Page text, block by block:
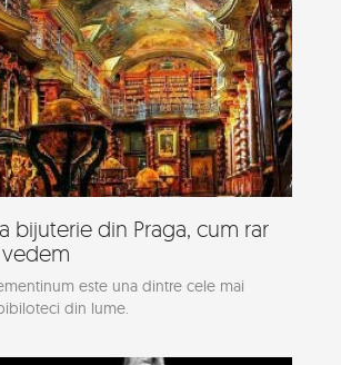
bijuterie din Praga, cum rar
este una dintre cele mai
din lume.